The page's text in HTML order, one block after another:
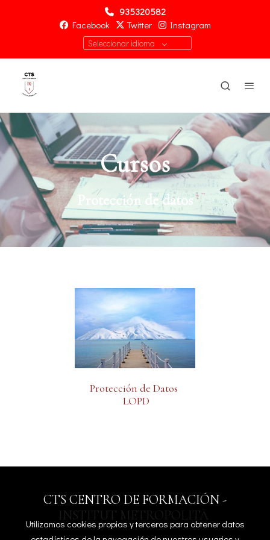
935320582
Facebook
Twitter Instagram
Seleccionar idioma
Cursos
Protección de datos
Protección de Datos
LOPD
CTS CENTRO DE FORMACIÓN -
INSTITUT METROPOLITÀ
Utilizamos cookies propias y terceros para obtener datos